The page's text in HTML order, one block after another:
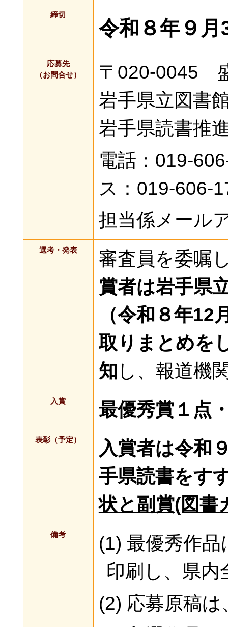
締切
令和８年９月
応募先
（お問合せ）
〒020-0045
岩手県立図書
岩手県読書推
電話：019-
ス：019-606-
担当係メール
選考・発表
審査員を委嘱
賞者は岩手県
（令和８年
取りまとめを
知 し、報道機
入賞 最優秀賞１点
表彰（予定）
入賞者は令和
手県読書をす
状と副賞(図書
備考
(1) 最優秀作
印刷し、県内
(2) 応募原稿